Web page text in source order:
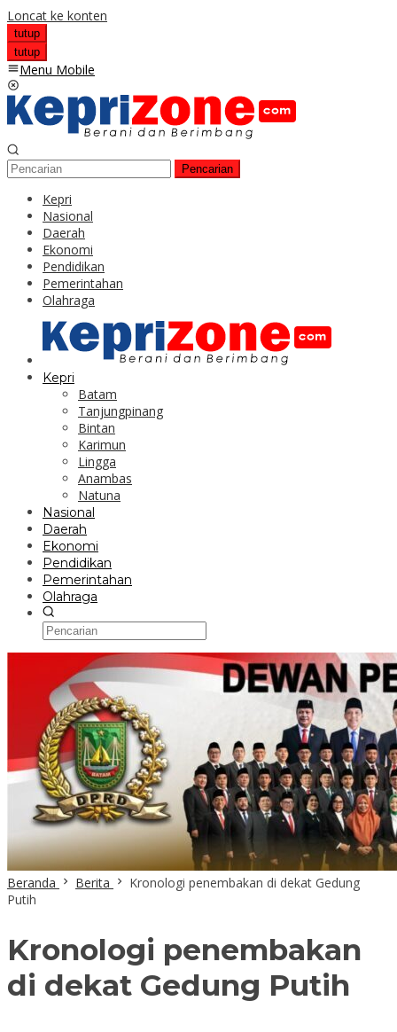
Loncat ke konten
tutup
tutup
Menu Mobile
Pencarian
Kepri
Nasional
Daerah
Ekonomi
Pendidikan
Pemerintahan
Olahraga
Kepri
Batam
Tanjungpinang
Bintan
Karimun
Lingga
Anambas
Natuna
Nasional
Daerah
Ekonomi
Pendidikan
Pemerintahan
Olahraga
Beranda Berita
Kronologi penembakan di dekat Gedung
Putih
Kronologi penembakan
di dekat Gedung Putih